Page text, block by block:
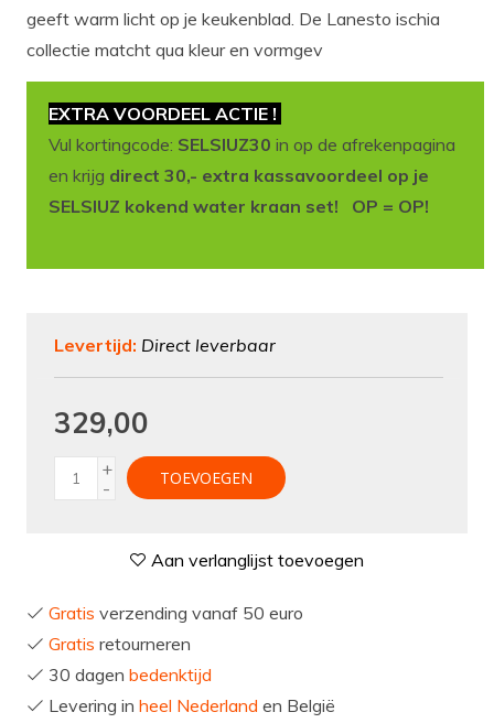
geeft warm licht op je keukenblad. De Lanesto ischia
collectie matcht qua kleur en vormgev
EXTRA VOORDEEL ACTIE !
Vul kortingcode: SELSIUZ30 in op de afrekenpagina
en krijg direct 30,- extra kassavoordeel op je
SELSIUZ kokend water kraan set! OP = OP!
Levertijd: Direct leverbaar
329,00
+
-
TOEVOEGEN
Aan verlanglijst toevoegen
Gratis verzending vanaf 50 euro
Gratis retourneren
30 dagen bedenktijd
Levering in heel Nederland en België